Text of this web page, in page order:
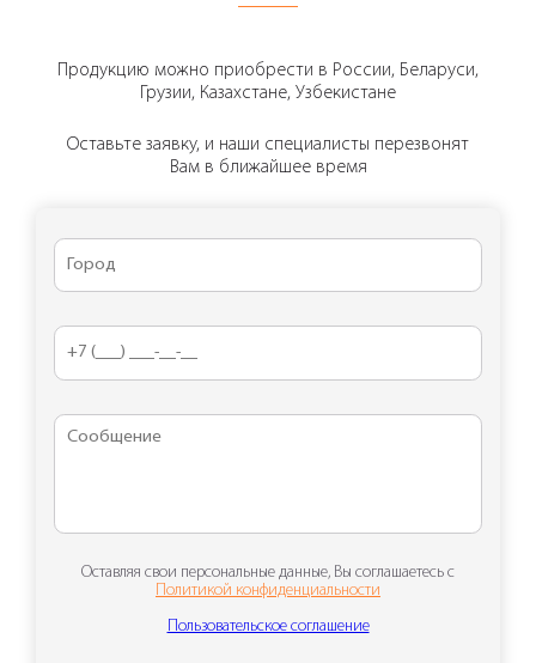
Продукцию можно приобрести в России, Беларуси,
Грузии, Казахстане, Узбекистане
Оставьте заявку, и наши специалисты перезвонят
Вам в ближайшее время
Оставляя свои персональные данные, Вы соглашаетесь с
Политикой конфиденциальности
Пользовательское соглашение